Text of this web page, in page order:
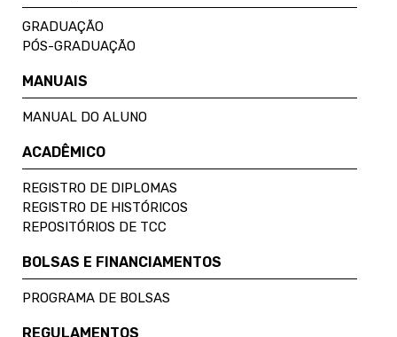
GRADUAÇÃO
PÓS-GRADUAÇÃO
MANUAIS
MANUAL DO ALUNO
ACADÊMICO
REGISTRO DE DIPLOMAS
REGISTRO DE HISTÓRICOS
REPOSITÓRIOS DE TCC
BOLSAS E FINANCIAMENTOS
PROGRAMA DE BOLSAS
REGULAMENTOS